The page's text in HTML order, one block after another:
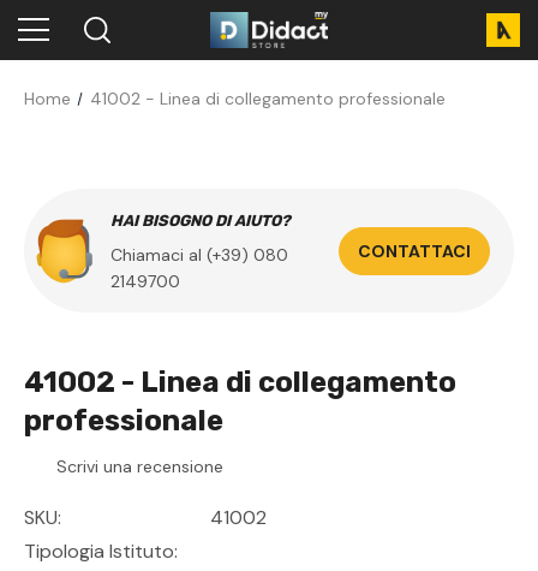
Home 41002 - Linea di collegamento professionale
HAI BISOGNO DI AIUTO?
Chiamaci al (+39) 080
2149700
CONTATTACI
41002 - Linea di collegamento
professionale
Scrivi una recensione
SKU:
41002
Tipologia Istituto: